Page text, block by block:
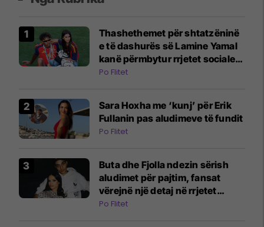
Thashethemet për shtatzëninë
e të dashurës së Lamine Yamal
kanë përmbytur rrjetet sociale:
E gjitha filloi me një video në
Po Flitet
Sara Hoxha me ‘kunj’ për Erik
Fullanin pas aludimeve të fundit
Po Flitet
Buta dhe Fjolla ndezin sërish
aludimet për pajtim, fansat
vërejnë një detaj në rrjetet
sociale
Po Flitet